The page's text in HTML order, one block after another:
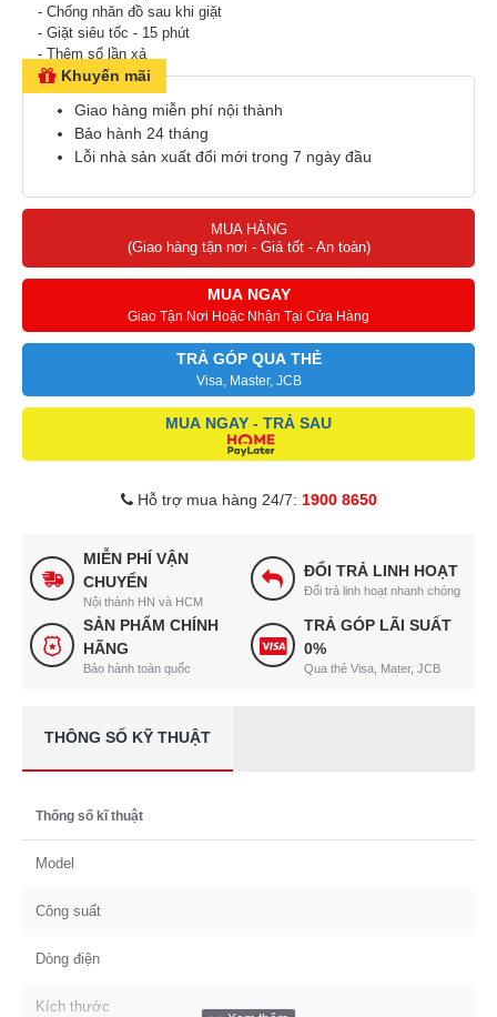
- Chống nhăn đồ sau khi giặt
- Giặt siêu tốc - 15 phút
- Thêm số lần xả
+ i-DOS: tự động đo lường lượng nước giặt và nước xả phù hợp
cho mỗi lần giặt
Khuyến mãi
Giao hàng miễn phí nội thành
Bảo hành 24 tháng
Lỗi nhà sản xuất đổi mới trong 7 ngày đầu
MUA HÀNG
(Giao hàng tận nơi - Giá tốt - An toàn)
MUA NGAY
Giao Tận Nơi Hoặc Nhận Tại Cửa Hàng
TRẢ GÓP QUA THẺ
Visa, Master, JCB
MUA NGAY - TRẢ SAU
Hỗ trợ mua hàng 24/7: 1900 8650
MIỄN PHÍ VẬN
CHUYỂN
Nội thành HN và HCM
ĐỔI TRẢ LINH HOẠT
Đổi trả linh hoạt nhanh chóng
SẢN PHẨM CHÍNH
HÃNG
Bảo hành toàn quốc
TRẢ GÓP LÃI SUẤT
0%
Qua thẻ Visa, Mater, JCB
THÔNG SỐ KỸ THUẬT
Thống số kĩ thuật
Model
Công suất
Dòng điện
Kích thước